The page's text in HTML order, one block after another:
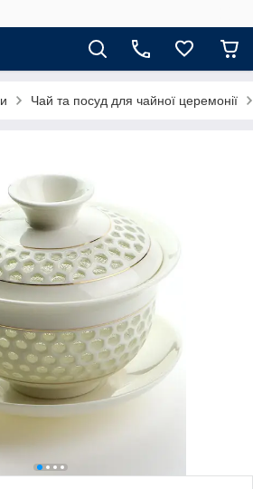
Чай та посуд для чайної церемонії